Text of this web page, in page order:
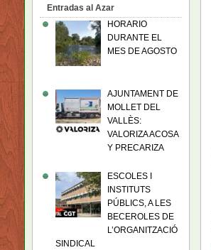
Entradas al Azar
HORARIO
DURANTE EL
MES DE AGOSTO
AJUNTAMENT DE
MOLLET DEL
VALLÈS:
VALORIZA ACOSA
Y PRECARIZA
ESCOLES I
INSTITUTS
PÚBLICS, A LES
BECEROLES DE
L’ORGANITZACIÓ
SINDICAL